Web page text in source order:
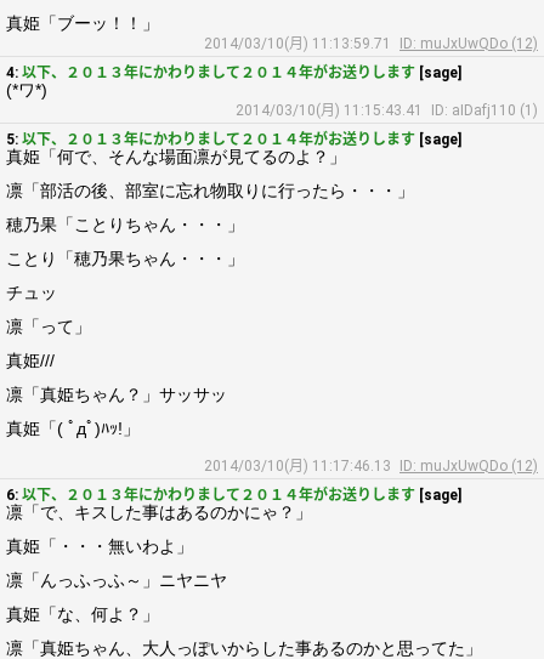
真姫「ブーッ！！」
2014/03/10(月) 11:13:59.71
ID: muJxUwQDo (12)
4: 以下、２０１３年にかわりまして２０１４年がお送りします [sage]
(*ワ*)
2014/03/10(月) 11:15:43.41
ID: aIDafj110 (1)
5: 以下、２０１３年にかわりまして２０１４年がお送りします [sage]
真姫「何で、そんな場面凛が見てるのよ？」
凛「部活の後、部室に忘れ物取りに行ったら・・・」
穂乃果「ことりちゃん・・・」
ことり「穂乃果ちゃん・・・」
チュッ
凛「って」
真姫///
凛「真姫ちゃん？」サッサッ
真姫「( ﾟдﾟ)ﾊｯ!」
2014/03/10(月) 11:17:46.13
ID: muJxUwQDo (12)
6: 以下、２０１３年にかわりまして２０１４年がお送りします [sage]
凛「で、キスした事はあるのかにゃ？」
真姫「・・・無いわよ」
凛「んっふっふ～」ニヤニヤ
真姫「な、何よ？」
凛「真姫ちゃん、大人っぽいからした事あるのかと思ってた」